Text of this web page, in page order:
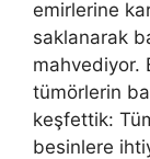
emirlerine
saklanarak
mahvediyor.
tümörlerin
keşfettik:
besinlere